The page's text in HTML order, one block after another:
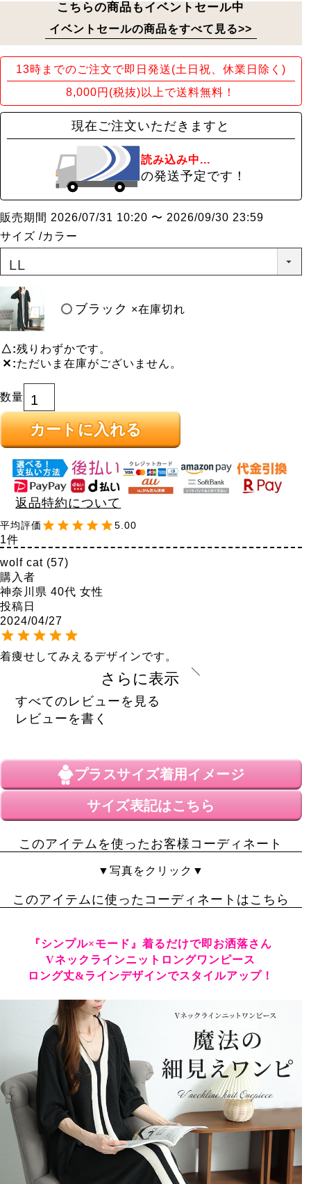
こちらの商品もイベントセール中
イベントセールの商品をすべて見る>>
13時までのご注文で即日発送(土日祝、休業日除く)
8,000円(税抜)以上で送料無料！
現在ご注文いただきますと
読み込み中...
の発送予定です！
販売期間 2026/07/31 10:20 〜 2026/09/30 23:59
サイズ
カラー
ブラック ×在庫切れ
△ 残りわずかです。
✕ ただいま在庫がございません。
カートに入れる
返品特約について
5.00
1
wolf cat
57
購入者
神奈川県 40代 女性
投稿日
2024/04/27
着痩せしてみえるデザインです。
ニットの楚材も暑すぎず、初夏でも着れます。
さらに表示
すべてのレビューを見る
レビューを書く
プラスサイズ着用イメージ
サイズ表記はこちら
このアイテムを使ったお客様コーディネート
▼写真をクリック▼
このアイテムに使ったコーディネートはこちら
『シンプル×モード』着るだけで即お洒落さん
Vネックラインニットロングワンピース
ロング丈&ラインデザインでスタイルアップ！